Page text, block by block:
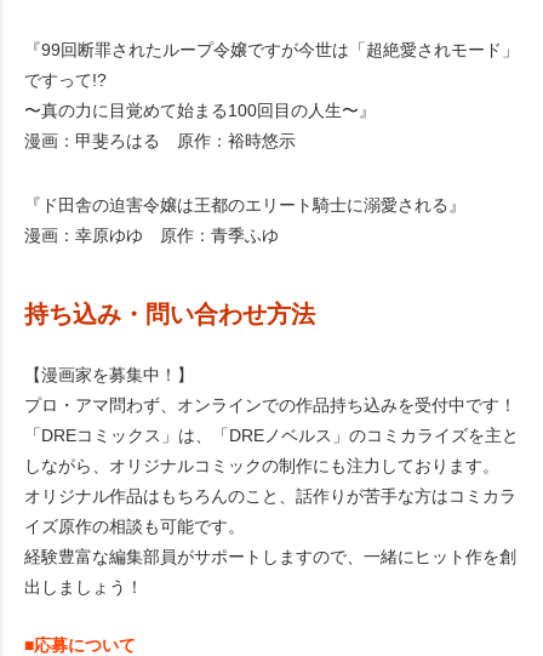
『99回断罪されたループ令嬢ですが今世は「超絶愛されモード」
ですって!?
〜真の力に目覚めて始まる100回目の人生〜』
漫画：甲斐ろはる 原作：裕時悠示
『ド田舎の迫害令嬢は王都のエリート騎士に溺愛される』
漫画：幸原ゆゆ 原作：青季ふゆ
持ち込み・問い合わせ方法
【漫画家を募集中！】
プロ・アマ問わず、オンラインでの作品持ち込みを受付中です！
「DREコミックス」は、「DREノベルス」のコミカライズを主と
しながら、オリジナルコミックの制作にも注力しております。
オリジナル作品はもちろんのこと、話作りが苦手な方はコミカラ
イズ原作の相談も可能です。
経験豊富な編集部員がサポートしますので、一緒にヒット作を創
出しましょう！
■応募について